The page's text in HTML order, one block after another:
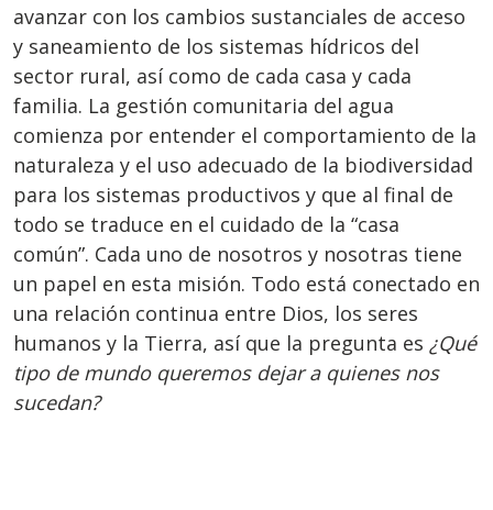
avanzar con los cambios sustanciales de acceso
y saneamiento de los sistemas hídricos del
sector rural, así como de cada casa y cada
familia. La gestión comunitaria del agua
comienza por entender el comportamiento de la
naturaleza y el uso adecuado de la biodiversidad
para los sistemas productivos y que al final de
todo se traduce en el cuidado de la “casa
común”. Cada uno de nosotros y nosotras tiene
un papel en esta misión. Todo está conectado en
una relación continua entre Dios, los seres
humanos y la Tierra, así que la pregunta es ¿Qué
tipo de mundo queremos dejar a quienes nos
sucedan?